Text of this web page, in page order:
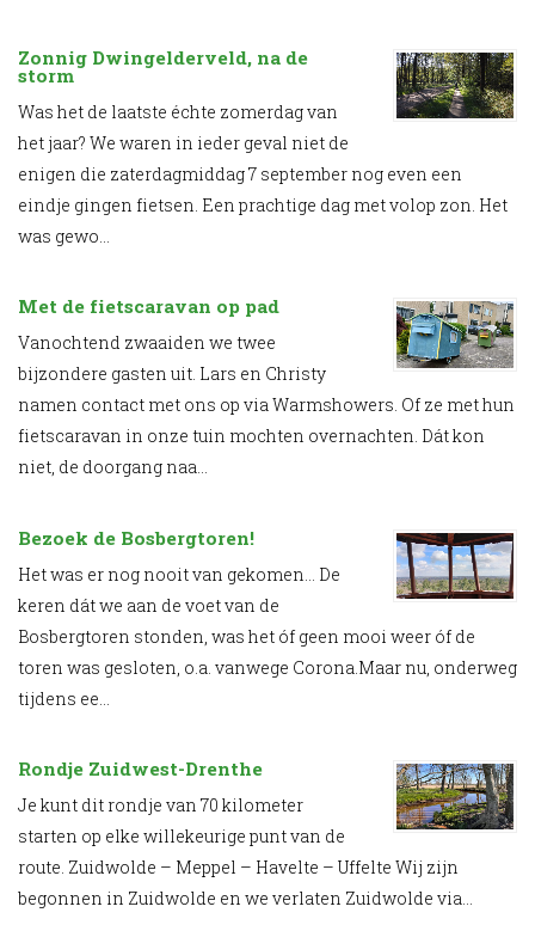
RONDJE DRENTHE, RONDJE GRONINGEN,
NIEUWSBRIEF RONDJE FIETSEN
CONTACT
Zonnig Dwingelderveld, na de
storm
Was het de laatste échte zomerdag van
het jaar? We waren in ieder geval niet de
enigen die zaterdagmiddag 7 september nog even een
eindje gingen fietsen. Een prachtige dag met volop zon. Het
was gewo...
Met de fietscaravan op pad
Vanochtend zwaaiden we twee
bijzondere gasten uit. Lars en Christy
namen contact met ons op via Warmshowers. Of ze met hun
fietscaravan in onze tuin mochten overnachten. Dát kon
niet, de doorgang naa...
Bezoek de Bosbergtoren!
Het was er nog nooit van gekomen… De
keren dát we aan de voet van de
Bosbergtoren stonden, was het óf geen mooi weer óf de
toren was gesloten, o.a. vanwege Corona.Maar nu, onderweg
tijdens ee...
Rondje Zuidwest-Drenthe
Je kunt dit rondje van 70 kilometer
starten op elke willekeurige punt van de
route. Zuidwolde – Meppel – Havelte – Uffelte Wij zijn
begonnen in Zuidwolde en we verlaten Zuidwolde via...